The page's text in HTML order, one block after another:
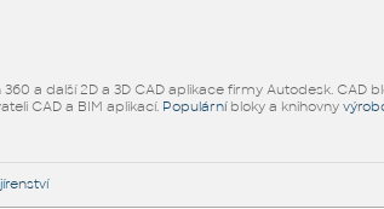
a další 2D a 3D CAD aplikace firmy Autodesk. CAD
CAD a BIM aplikací. Populárníbloky a knihovny